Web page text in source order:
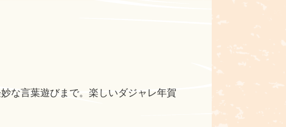
な言葉遊びまで。楽しいダジャレ年賀